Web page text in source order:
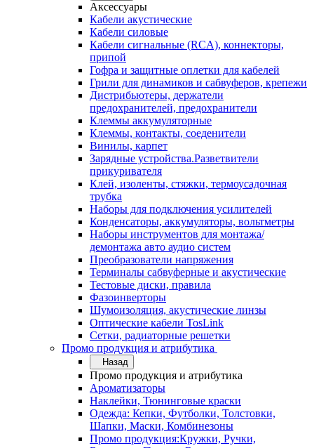
Аксессуары
Кабели акустические
Кабели силовые
Кабели сигнальные (RCA), коннекторы,
припой
Гофра и защитные оплетки для кабелей
Грили для динамиков и сабвуферов, крепежи
Дистрибьютеры, держатели
предохранителей, предохранители
Клеммы аккумуляторные
Клеммы, контакты, соеденители
Винилы, карпет
Зарядные устройства.Разветвители
прикуривателя
Клей, изоленты, стяжки, термоусадочная
трубка
Наборы для подключения усилителей
Конденсаторы, аккумуляторы, вольтметры
Наборы инструментов для монтажа/
демонтажа авто аудио систем
Преобразователи напряжения
Терминалы сабвуферные и акустические
Тестовые диски, правила
Фазоинверторы
Шумоизоляция, акустические линзы
Оптические кабели TosLink
Сетки, радиаторные решетки
Промо продукция и атрибутика
Назад
Промо продукция и атрибутика
Ароматизаторы
Наклейки, Тюнинговые краски
Одежда: Кепки, Футболки, Толстовки,
Шапки, Маски, Комбинезоны
Промо продукция:Кружки, Ручки,